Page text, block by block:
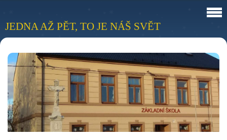
JEDNA AŽ PĚT, TO JE NÁŠ SVĚT